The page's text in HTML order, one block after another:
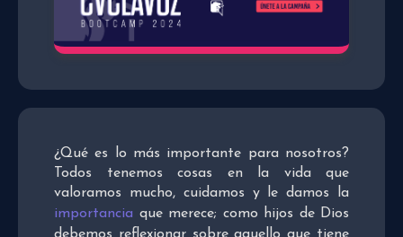
¿Qué es lo más importante para nosotros?
Todos tenemos cosas en la vida que
valoramos mucho, cuidamos y le damos la
importancia que merece; como hijos de Dios